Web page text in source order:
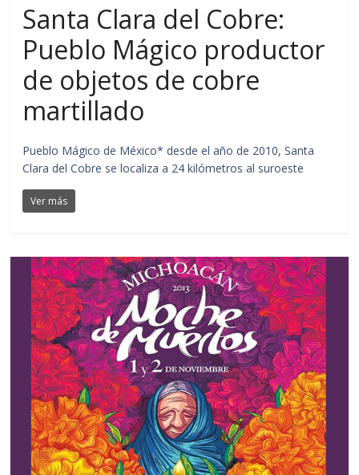
Santa Clara del Cobre:
Pueblo Mágico productor
de objetos de cobre
martillado
Pueblo Mágico de México* desde el año de 2010, Santa
Clara del Cobre se localiza a 24 kilómetros al suroeste
Ver más